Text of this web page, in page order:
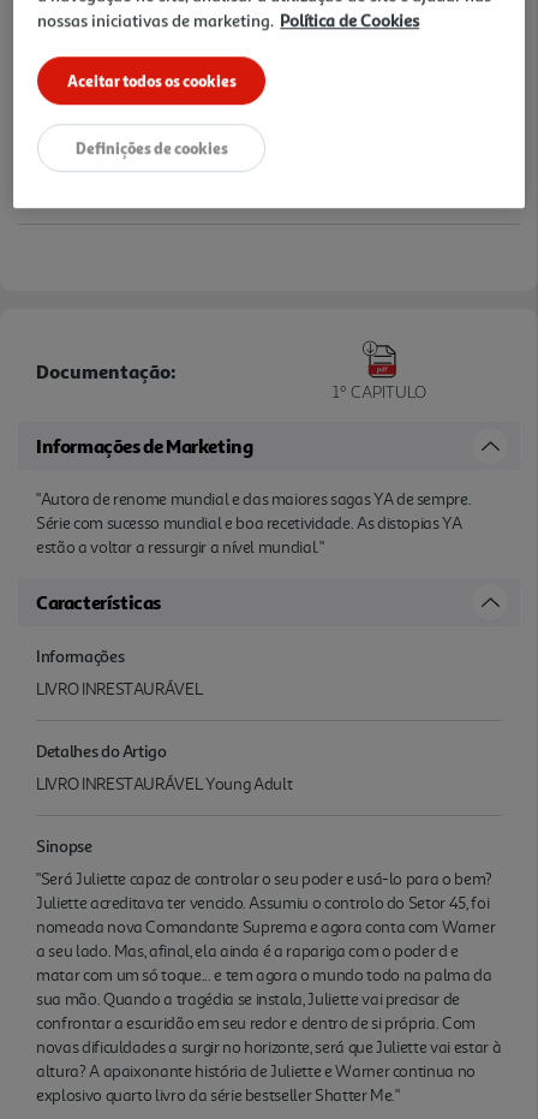
Documentação:
1º CAPITULO
Informações de Marketing
"Autora de renome mundial e das maiores sagas YA de sempre.
Série com sucesso mundial e boa recetividade. As distopias YA
estão a voltar a ressurgir a nível mundial."
Características
Informações
LIVRO INRESTAURÁVEL
Detalhes do Artigo
LIVRO INRESTAURÁVEL Young Adult
Sinopse
"Será Juliette capaz de controlar o seu poder e usá-lo para o bem?
Juliette acreditava ter vencido. Assumiu o controlo do Setor 45, foi
nomeada nova Comandante Suprema e agora conta com Warner
a seu lado. Mas, afinal, ela ainda é a rapariga com o poder d e
matar com um só toque... e tem agora o mundo todo na palma da
sua mão. Quando a tragédia se instala, Juliette vai precisar de
confrontar a escuridão em seu redor e dentro de si própria. Com
novas dificuldades a surgir no horizonte, será que Juliette vai estar à
altura? A apaixonante história de Juliette e Warner continua no
explosivo quarto livro da série bestseller Shatter Me."
nossas iniciativas de marketing. Política de Cookies
Aceitar todos os cookies
Definições de cookies